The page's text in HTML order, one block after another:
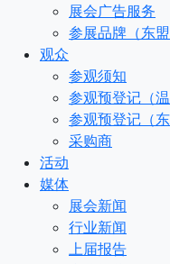
展会广告服务
参展品牌（东盟
观众
参观须知
参观预登记（温
参观预登记（东
采购商
活动
媒体
展会新闻
行业新闻
上届报告